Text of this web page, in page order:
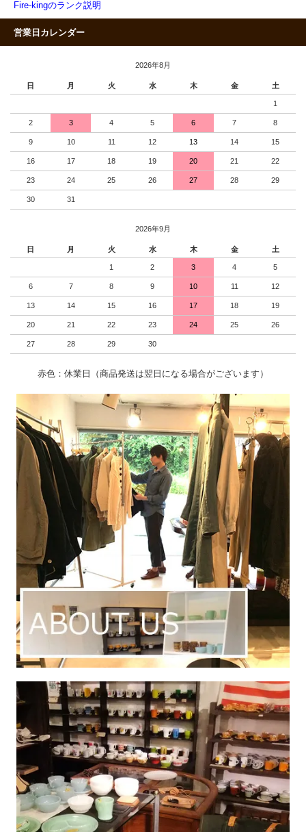
Fire-kingのランク説明
営業日カレンダー
2026年8月
日 月 火 水 木 金 土
1
2 3 4 5 6 7 8
9 10 11 12 13 14 15
16 17 18 19 20 21 22
23 24 25 26 27 28 29
30 31
2026年9月
日 月 火 水 木 金 土
1 2 3 4 5
6 7 8 9 10 11 12
13 14 15 16 17 18 19
20 21 22 23 24 25 26
27 28 29 30
赤色：休業日（商品発送は翌日になる場合がございます）